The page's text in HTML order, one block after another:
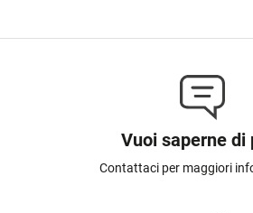
Vuoi saperne di
Contattaci per maggiori